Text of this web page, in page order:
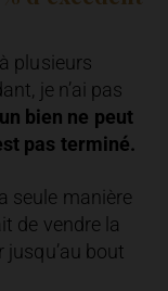
plusieurs
je n’ai pas
un bien ne peut
pas terminé.
seule manière
de vendre la
jusqu’au bout